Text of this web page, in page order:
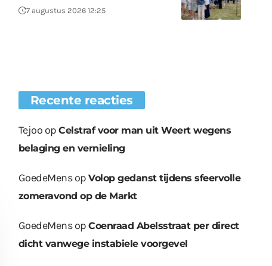
7 augustus 2026 12:25
Recente reacties
Tejoo opCelstraf voor man uit Weert wegens
belaging en vernieling
GoedeMensopVolop gedanst tijdens sfeervolle
zomeravond op de Markt
GoedeMensopCoenraad Abelsstraat per direct
dicht vanwege instabiele voorgevel